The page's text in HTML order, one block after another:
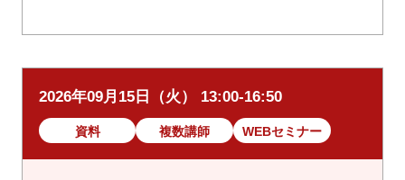
2026年09月15日（火） 13:00-16:50
資料 複数講師 WEBセミナー